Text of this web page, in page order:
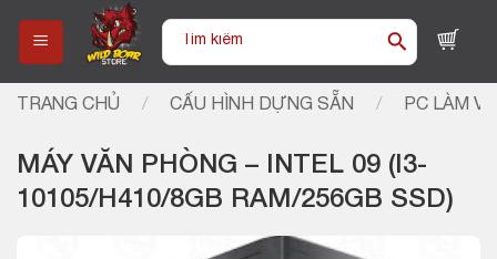
content
Tìm
TRANG CHỦ / CẤU HÌNH DỰNG SẴN / PC LÀM
MÁY VĂN PHÒNG – INTEL 09 (I3-
10105/H410/8GB RAM/256GB SSD)